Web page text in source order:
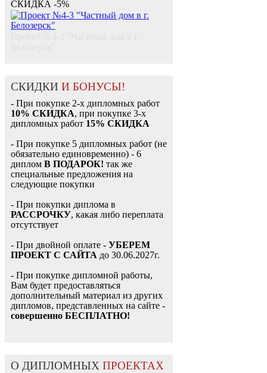
СКИДКА -5%
СКИДКИ И БОНУСЫ!
- При покупке 2-х дипломных работ
10% СКИДКА, при покупке 3-х
дипломных работ 15% СКИДКА
- При покупке 5 дипломных работ (не
обязательно единовременно) - 6
диплом В ПОДАРОК! так же
специальные предложения на
следующие покупки
- При покупки диплома в
РАССРОЧКУ, какая либо переплата
отсутствует
- При двойной оплате - УБЕРЕМ
ПРОЕКТ С САЙТА до 30.06.2027г.
- При покупке дипломной работы,
Вам будет предоставляться
дополнительный материал из других
дипломов, представленных на сайте -
совершенно БЕСПЛАТНО!
О ДИПЛОМНЫХ ПРОЕКТАХ